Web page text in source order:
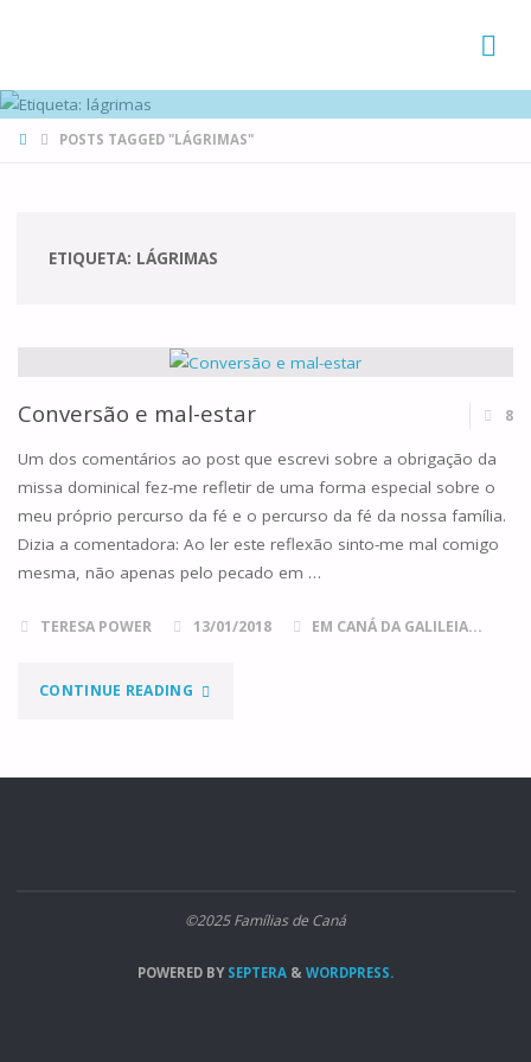
HOMEPOSTS TAGGED "LÁGRIMAS"
ETIQUETA: LÁGRIMAS
Conversão e mal-estar 8
Um dos comentários ao post que escrevi sobre a obrigação da
missa dominical fez-me refletir de uma forma especial sobre o
meu próprio percurso da fé e o percurso da fé da nossa família.
Dizia a comentadora: Ao ler este reflexão sinto-me mal comigo
mesma, não apenas pelo pecado em …
TERESA POWER 13/01/2018 EM CANÁ DA GALILEIA...
CONTINUE READING"CONVERSÃO
MAL-
©2025 Famílias de Caná
POWERED BYSEPTERA & WORDPRESS.